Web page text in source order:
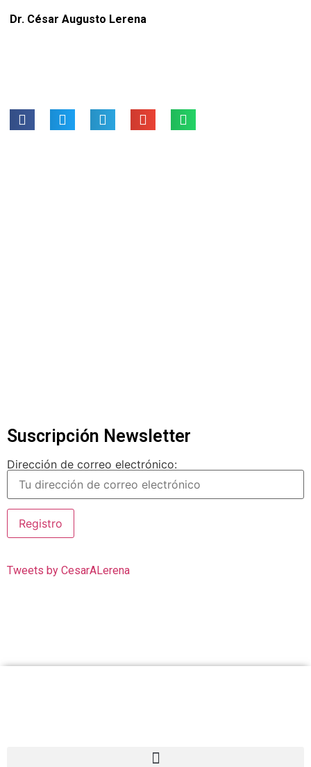
Dr. César Augusto Lerena
Suscripción Newsletter
Dirección de correo electrónico:
Tweets by CesarALerena